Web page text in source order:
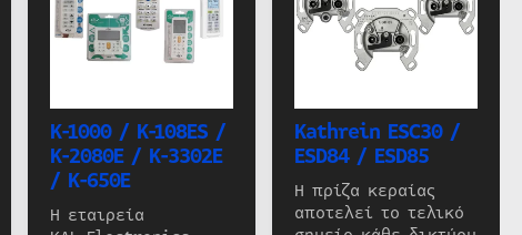
K-1000 / K-108ES /
K-2080E / K-3302E
/ K-650E
Η εταιρεία
Kathrein ESC30 /
ESD84 / ESD85
Η πρίζα κεραίας
αποτελεί το τελικό